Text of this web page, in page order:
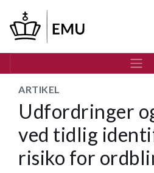
hovedindhold
ARTIKEL
Udfordringer
ved tidlig
risiko for